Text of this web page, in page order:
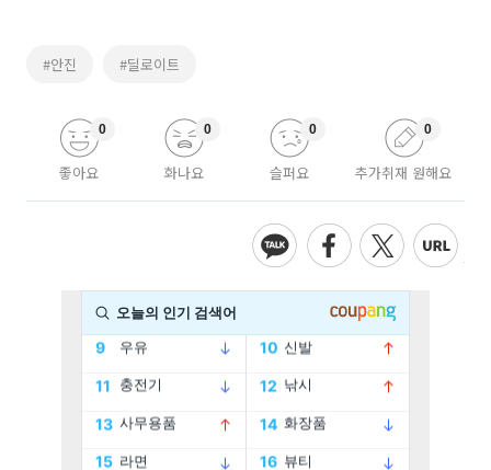
#안진 #딜로이트
좋아요
0
화나요
0
슬퍼요
0
추가취재 원해요
0